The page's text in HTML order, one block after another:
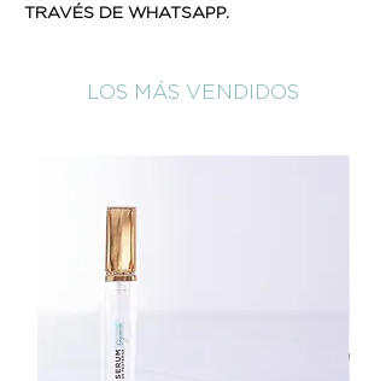
TRAVÉS DE WHATSAPP.
LOS MÁS VENDIDOS